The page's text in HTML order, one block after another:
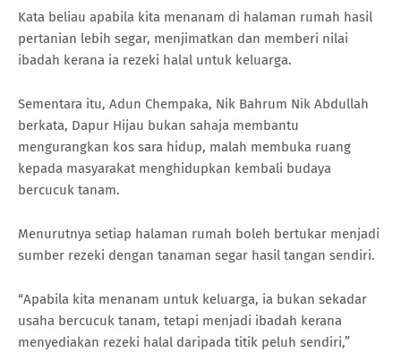
Kata beliau apabila kita menanam di halaman rumah hasil
pertanian lebih segar, menjimatkan dan memberi nilai
ibadah kerana ia rezeki halal untuk keluarga.
Sementara itu, Adun Chempaka, Nik Bahrum Nik Abdullah
berkata, Dapur Hijau bukan sahaja membantu
mengurangkan kos sara hidup, malah membuka ruang
kepada masyarakat menghidupkan kembali budaya
bercucuk tanam.
Menurutnya setiap halaman rumah boleh bertukar menjadi
sumber rezeki dengan tanaman segar hasil tangan sendiri.
“Apabila kita menanam untuk keluarga, ia bukan sekadar
usaha bercucuk tanam, tetapi menjadi ibadah kerana
menyediakan rezeki halal daripada titik peluh sendiri,”